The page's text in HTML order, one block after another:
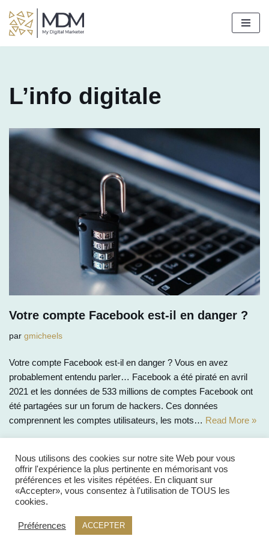
Aller
au
L’info digitale
Votre compte Facebook est-il en danger ?
par gmicheels
Votre compte Facebook est-il en danger ? Vous en avez
probablement entendu parler… Facebook a été piraté en avril
2021 et les données de 533 millions de comptes Facebook ont
été partagées sur un forum de hackers. Ces données
comprennent les comptes utilisateurs, les mots… Read More »
Copyright © 2026 My Digital Marketer (MDM) -
Nous utilisons des cookies sur notre site Web pour vous
offrir l'expérience la plus pertinente en mémorisant vos
préférences et les visites répétées. En cliquant sur
«Accepter», vous consentez à l'utilisation de TOUS les
cookies.
Préférences ACCEPTER